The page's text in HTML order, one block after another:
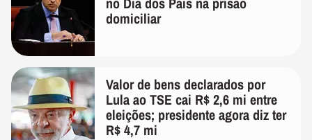
domiciliar
Valor de bens declarados por
Lula ao TSE cai R$ 2,6 mi entre
eleições; presidente agora diz ter
R$ 4,7 mi